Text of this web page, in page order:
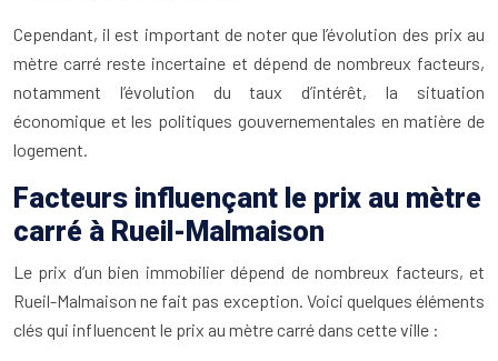
Cependant, il est important de noter que l’évolution des prix au
mètre carré reste incertaine et dépend de nombreux facteurs,
notamment l’évolution du taux d’intérêt, la situation
économique et les politiques gouvernementales en matière de
logement.
Facteurs influençant le prix au mètre
carré à Rueil-Malmaison
Le prix d’un bien immobilier dépend de nombreux facteurs, et
Rueil-Malmaison ne fait pas exception. Voici quelques éléments
clés qui influencent le prix au mètre carré dans cette ville :